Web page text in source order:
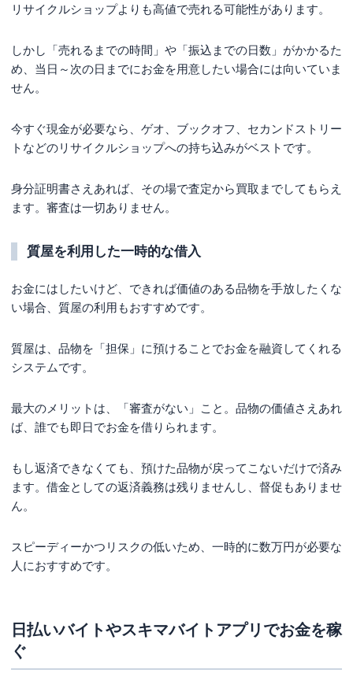
リサイクルショップよりも高値で売れる可能性があります。
しかし「売れるまでの時間」や「振込までの日数」がかかるた
め、当日～次の日までにお金を用意したい場合には向いていま
せん。
今すぐ現金が必要なら、ゲオ、ブックオフ、セカンドストリー
トなどのリサイクルショップへの持ち込みがベストです。
身分証明書さえあれば、その場で査定から買取までしてもらえ
ます。審査は一切ありません。
質屋を利用した一時的な借入
お金にはしたいけど、できれば価値のある品物を手放したくな
い場合、質屋の利用もおすすめです。
質屋は、品物を「担保」に預けることでお金を融資してくれる
システムです。
最大のメリットは、「審査がない」こと。品物の価値さえあれ
ば、誰でも即日でお金を借りられます。
もし返済できなくても、預けた品物が戻ってこないだけで済み
ます。借金としての返済義務は残りませんし、督促もありませ
ん。
スピーディーかつリスクの低いため、一時的に数万円が必要な
人におすすめです。
日払いバイトやスキマバイトアプリでお金を稼
ぐ